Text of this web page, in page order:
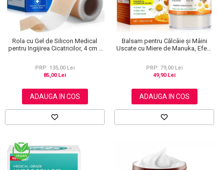
Rola cu Gel de Silicon Medical
pentru Ingijirea Cicatricilor, 4 cm x
PRP: 135,00 Lei
85,00 Lei
ADAUGA IN COS
Balsam pentru Călcâie și Mâini
Uscate cu Miere de Manuka, Efect
PRP: 79,00 Lei
49,90 Lei
ADAUGA IN COS